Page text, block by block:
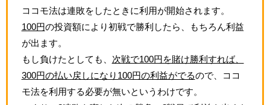
ココモ法は連敗をしたときに利用が開始されます。
100円の投資額により初戦で勝利したら、もちろん利益
が出ます。
もし負けたとしても、 次戦で100円を賭け勝利すれば、
300円の払い戻しになり100円の利益がでるので、ココ
モ法を利用する必要が無いというわけです。